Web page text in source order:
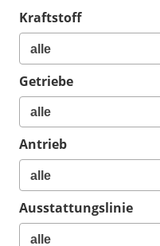
Kraftstoff
Getriebe
Antrieb
Ausstattungslinie